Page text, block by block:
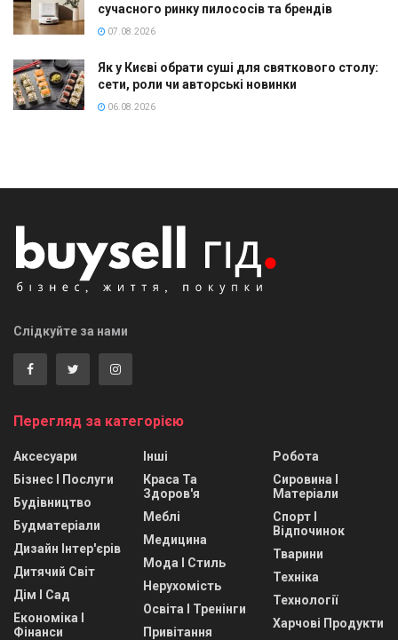
сучасного ринку пилососів та брендів
07.08.2026
Як у Києві обрати суші для святкового столу:
сети, роли чи авторські новинки
06.08.2026
Слідкуйте за нами
Перегляд за категорією
Аксесуари
Бізнес І Послуги
Будівництво
Будматеріали
Дизайн Інтер'єрів
Дитячий Світ
Дім І Сад
Економіка І
Фінанси
Інші
Краса Та
Здоров'я
Меблі
Медицина
Мода І Стиль
Нерухомість
Освіта І Тренінги
Привітання
Робота
Сировина І
Матеріали
Спорт І
Відпочинок
Тварини
Техніка
Технології
Харчові Продукти